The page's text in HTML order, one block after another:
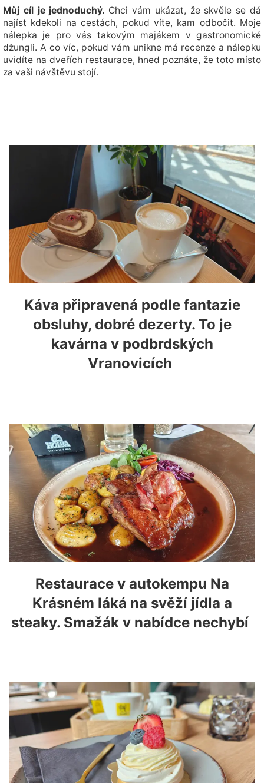
Můj cíl je jednoduchý. Chci vám ukázat, že skvěle se dá
najíst kdekoli na cestách, pokud víte, kam odbočit. Moje
nálepka je pro vás takovým majákem v gastronomické
džungli. A co víc, pokud vám unikne má recenze a nálepku
uvidíte na dveřích restaurace, hned poznáte, že toto místo
za vaši návštěvu stojí.
Káva připravená podle fantazie
obsluhy, dobré dezerty. To je
kavárna v podbrdských
Vranovicích
Restaurace v autokempu Na
Krásném láká na svěží jídla a
steaky. Smažák v nabídce nechybí